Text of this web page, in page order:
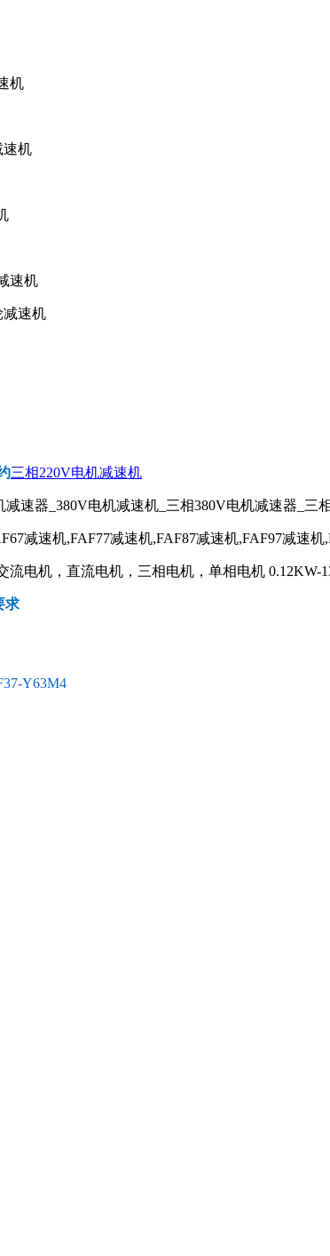
机
速机
速机
减速机
三相220V电机减速机
速器_380V电机减速机_三相380V电机减速器_三
减速机,FAF77减速机,FAF87减速机,FAF97减速
电机，直流电机，三相电机，单相电机 0.12KW-
求
Y63M4